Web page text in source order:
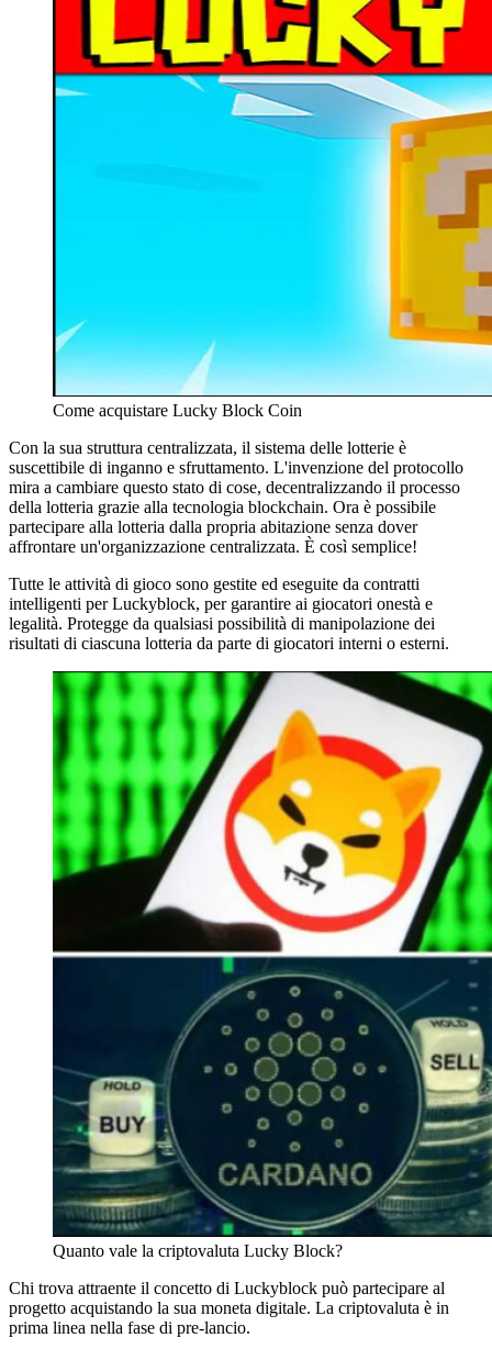
Come acquistare Lucky Block Coin
Con la sua struttura centralizzata, il sistema delle lotterie è
suscettibile di inganno e sfruttamento. L'invenzione del protocollo
mira a cambiare questo stato di cose, decentralizzando il processo
della lotteria grazie alla tecnologia blockchain. Ora è possibile
partecipare alla lotteria dalla propria abitazione senza dover
affrontare un'organizzazione centralizzata. È così semplice!
Tutte le attività di gioco sono gestite ed eseguite da contratti
intelligenti per Luckyblock, per garantire ai giocatori onestà e
legalità. Protegge da qualsiasi possibilità di manipolazione dei
risultati di ciascuna lotteria da parte di giocatori interni o esterni.
Quanto vale la criptovaluta Lucky Block?
Chi trova attraente il concetto di Luckyblock può partecipare al
progetto acquistando la sua moneta digitale. La criptovaluta è in
prima linea nella fase di pre-lancio.